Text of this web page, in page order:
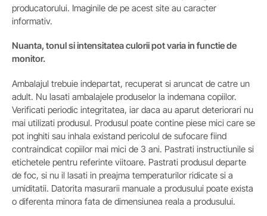
producatorului. Imaginile de pe acest site au caracter
informativ.
Nuanta, tonul si intensitatea culorii pot varia in functie de
monitor.
Ambalajul trebuie indepartat, recuperat si aruncat de catre un
adult. Nu lasati ambalajele produselor la indemana copiilor.
Verificati periodic integritatea, iar daca au aparut deteriorari nu
mai utilizati produsul. Produsul poate contine piese mici care se
pot inghiti sau inhala existand pericolul de sufocare fiind
contraindicat copiilor mai mici de 3 ani. Pastrati instructiunile si
etichetele pentru referinte viitoare. Pastrati produsul departe
de foc, si nu il lasati in preajma temperaturilor ridicate si a
umiditatii. Datorita masurarii manuale a produsului poate exista
o diferenta minora fata de dimensiunea reala a produsului.